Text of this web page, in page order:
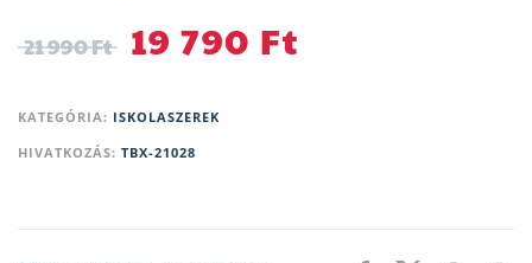
21 990Ft 19 790 Ft
KATEGÓRIA: ISKOLASZEREK
HIVATKOZÁS: TBX-21028